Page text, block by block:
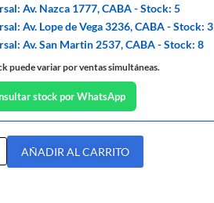
Av. Nazca 1777, CABA - Stock: 5
Av. Lope de Vega 3236, CABA - Stock: 3
Av. San Martin 2537, CABA - Stock: 8
puede variar por ventas simultáneas.
stock por WhatsApp
AÑADIR AL CARRITO